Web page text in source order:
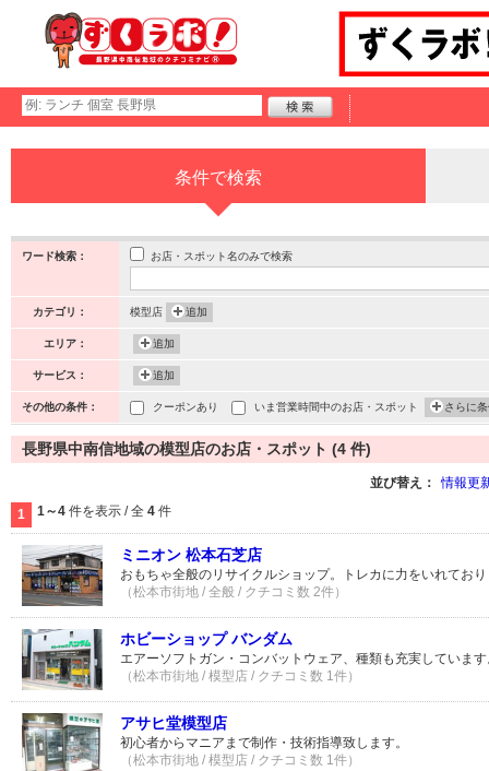
条件で検索
ワード検索： お店・スポット名のみで検索
カテゴリ： 模型店 追加
エリア： 追加
サービス： 追加
その他の条件： クーポンあり いま営業時間中のお店・スポット さらに
長野県中南信地域の模型店のお店・スポット (4 件)
並び替え： 情報更
1 1～4 件を表示 / 全 4 件
ミニオン 松本石芝店
おもちゃ全般のリサイクルショップ。トレカに力をいれてお
（松本市街地 / 全般 / クチコミ数 2件）
ホビーショップ バンダム
エアーソフトガン・コンバットウェア、種類も充実していま
（松本市街地 / 模型店 / クチコミ数 1件）
アサヒ堂模型店
初心者からマニアまで制作・技術指導致します。
（松本市街地 / 模型店 / クチコミ数 1件）